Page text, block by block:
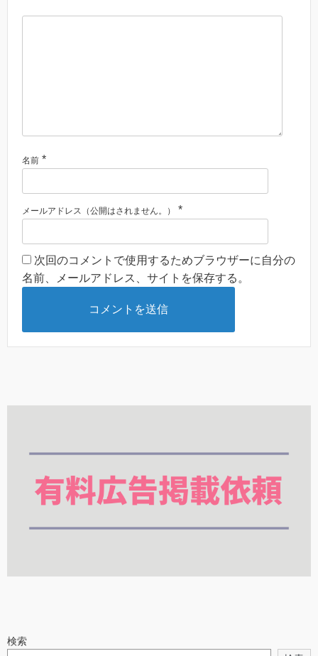
名前 *
メールアドレス（公開はされません。） *
次回のコメントで使用するためブラウザーに自分の
名前、メールアドレス、サイトを保存する。
検索